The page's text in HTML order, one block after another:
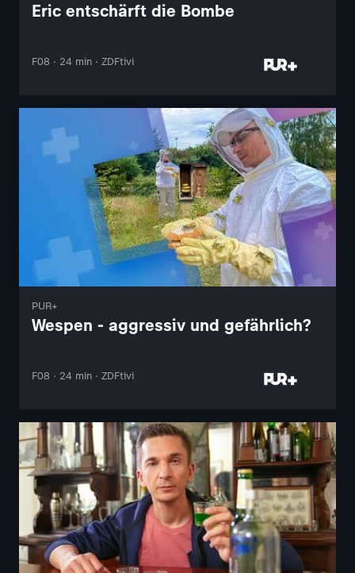
Eric entschärft die Bombe
F08 · 24 min · ZDFtivi
PUR+
Wespen - aggressiv und gefährlich?
F08 · 24 min · ZDFtivi